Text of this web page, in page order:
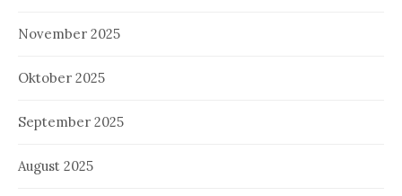
November 2025
Oktober 2025
September 2025
August 2025